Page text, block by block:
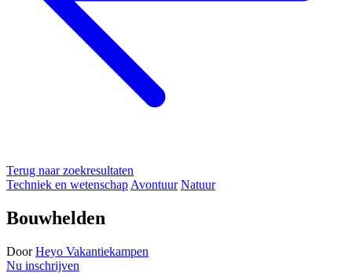
Terug naar zoekresultaten
Techniek en wetenschap Avontuur Natuur
Bouwhelden
Door Heyo Vakantiekampen
Nu inschrijven